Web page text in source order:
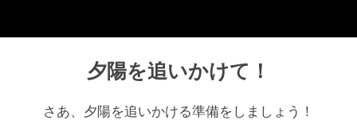
夕陽を追いかけて！
さあ、夕陽を追いかける準備をしましょう！